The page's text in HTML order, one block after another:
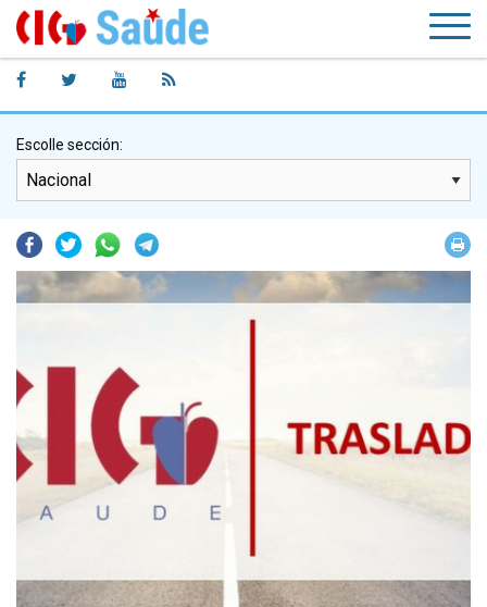
Escolle sección:
Facebook
TwitterWhatsapp